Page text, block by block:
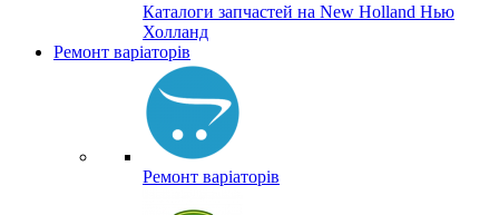
Каталоги запчастей на New Holland Нью
Холланд
Ремонт варіаторів
Ремонт варіаторів